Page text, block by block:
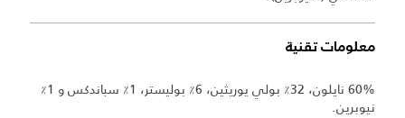
معلومات تقنية
60% نايلون، 32٪ بولي يوريثين، 6٪ بوليستر، 1٪ سباندكس و 1٪
نيوبرين.